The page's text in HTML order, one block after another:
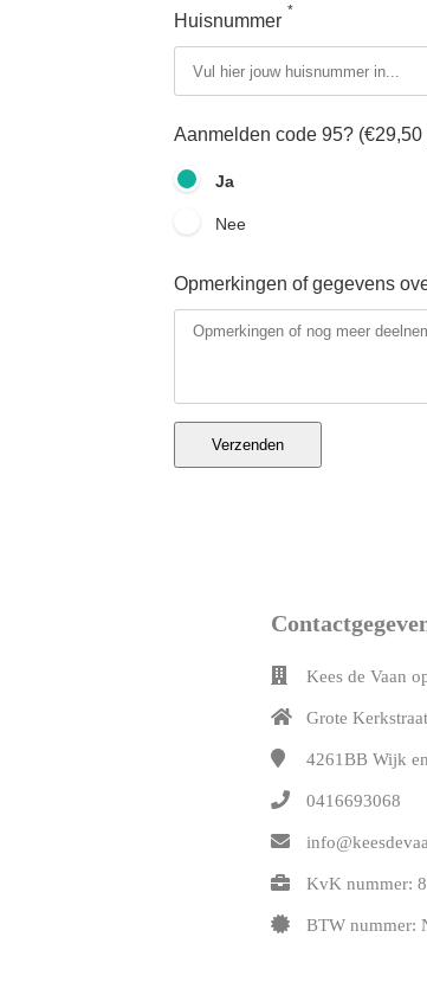
Huisnummer *
Aanmelden code 95? (€29,50
Ja
Nee
Opmerkingen of gegevens
Verzenden
Kees de Vaan
Grote
4261BB Wijk
0416693068
KvK nummer:
BTW nummer: